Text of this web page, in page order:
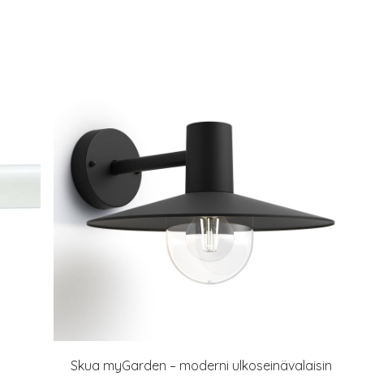
Skua myGarden – moderni ulkoseinävalaisin